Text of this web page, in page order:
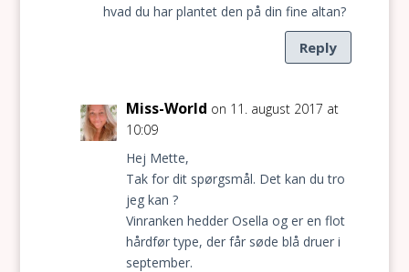
hvad du har plantet den på din fine altan?
Reply
Miss-World on 11. august 2017 at
10:09
Hej Mette,
Tak for dit spørgsmål. Det kan du tro
jeg kan ?
Vinranken hedder Osella og er en flot
hårdfør type, der får søde blå druer i
september.